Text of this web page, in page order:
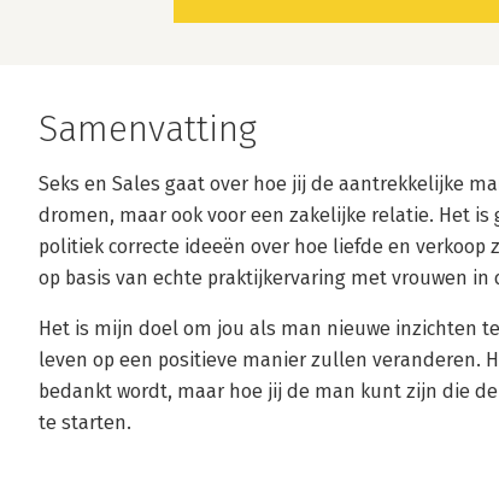
Samenvatting
Seks en Sales gaat over hoe jij de aantrekkelijke
dromen, maar ook voor een zakelijke relatie. Het
politiek correcte ideeën over hoe liefde en verkoop
op basis van echte praktijkervaring met vrouwen
Het is mijn doel om jou als man nieuwe inzichten
leven op een positieve manier zullen veranderen.
bedankt wordt, maar hoe jij de man kunt zijn die
te starten.